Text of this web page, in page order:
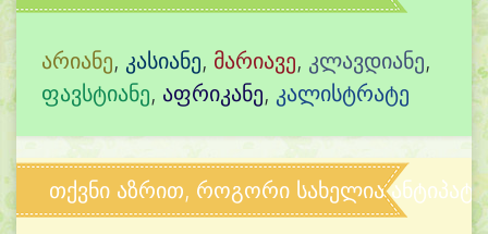
არიანე, კასიანე, მარიავე, კლავდიანე,
ფავსტიანე, აფრიკანე, კალისტრატე
თქვნი აზრით, როგორი სახელია